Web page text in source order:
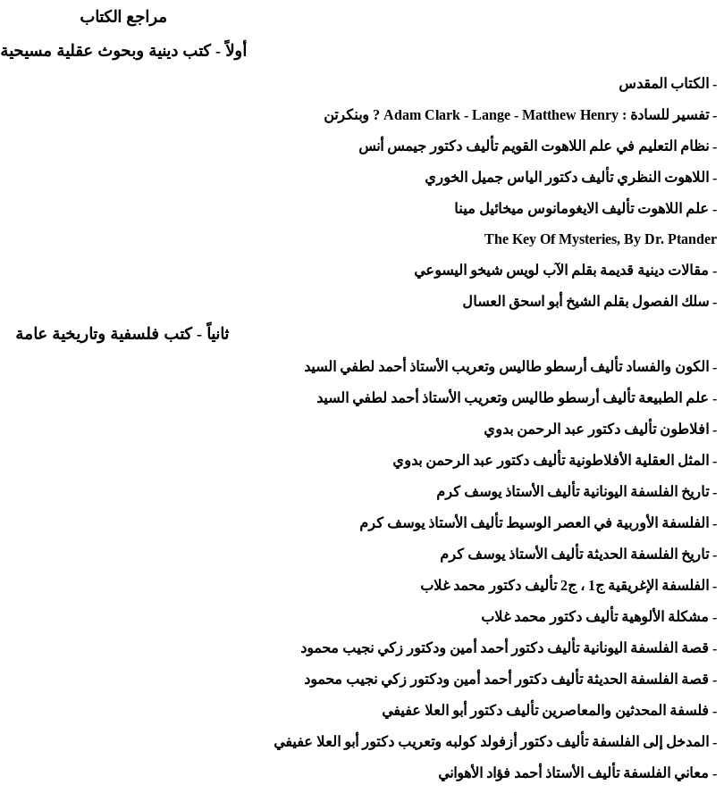
مراجع الكتاب
أولاً - كتب دينية وبحوث عقلية مسيحية
- الكتاب المقدس
- تفسير للسادة : Adam Clark - Lange - Matthew Henry ? وبنكرتن
- نظام التعليم في علم اللاهوت القويم تأليف دكتور جيمس أنس
- اللاهوت النظري تأليف دكتور الياس جميل الخوري
- علم اللاهوت تأليف الايغومانوس ميخائيل مينا
The Key Of Mysteries, By Dr. Ptander
- مقالات دينية قديمة بقلم الآب لويس شيخو اليسوعي
- سلك الفصول بقلم الشيخ أبو اسحق العسال
ثانياً - كتب فلسفية وتاريخية عامة
- الكون والفساد تأليف أرسطو طاليس وتعريب الأستاذ أحمد لطفي السيد
- علم الطبيعة تأليف أرسطو طاليس وتعريب الأستاذ أحمد لطفي السيد
- افلاطون تأليف دكتور عبد الرحمن بدوي
- المثل العقلية الأفلاطونية تأليف دكتور عبد الرحمن بدوي
- تاريخ الفلسفة اليونانية تأليف الأستاذ يوسف كرم
- الفلسفة الأوربية في العصر الوسيط تأليف الأستاذ يوسف كرم
- تاريخ الفلسفة الحديثة تأليف الأستاذ يوسف كرم
- الفلسفة الإغريقية ج1 ، ج2 تأليف دكتور محمد غلاب
- مشكلة الألوهية تأليف دكتور محمد غلاب
- قصة الفلسفة اليونانية تأليف دكتور أحمد أمين ودكتور زكي نجيب محمود
- قصة الفلسفة الحديثة تأليف دكتور أحمد أمين ودكتور زكي نجيب محمود
- فلسفة المحدثين والمعاصرين تأليف دكتور أبو العلا عفيفي
- المدخل إلى الفلسفة تأليف دكتور أزفولد كولبه وتعريب دكتور أبو العلا عفيفي
- معاني الفلسفة تأليف الأستاذ أحمد فؤاد الأهواني